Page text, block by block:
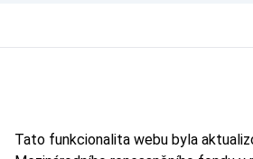
Tato funkcionalita webu byla